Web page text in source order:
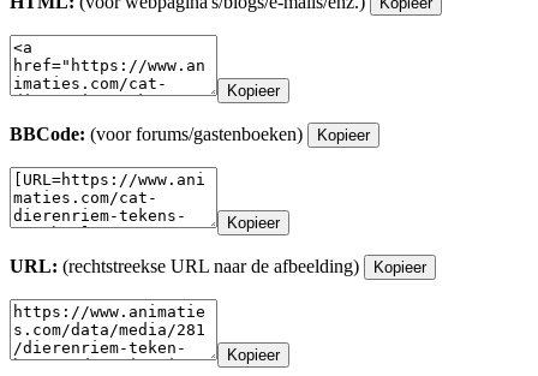
Kopieer
BBCode: (voor forums/gastenboeken) Kopieer
Kopieer
URL: (rechtstreekse URL naar de afbeelding) Kopieer
Kopieer